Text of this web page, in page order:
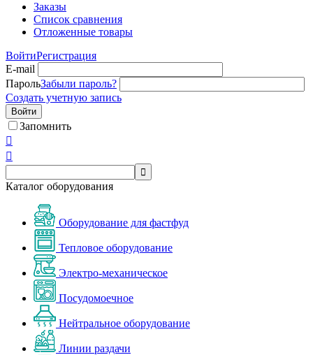
Заказы
Список сравнения
Отложенные товары
ВойтиРегистрация
E-mail
ПарольЗабыли пароль?
Создать учетную запись
Войти
Запомнить



Каталог оборудования
Оборудование для фастфуд
Тепловое оборудование
Электро-механическое
Посудомоечное
Нейтральное оборудование
Линии раздачи